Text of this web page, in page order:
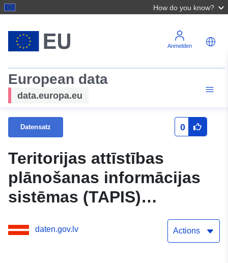
How do you know?
Anmelden
European data
data.europa.eu
Datensatz 0
Teritorijas attīstības
plānošanas informācijas
sistēmas (TAPIS)
daten.gov.lv Actions